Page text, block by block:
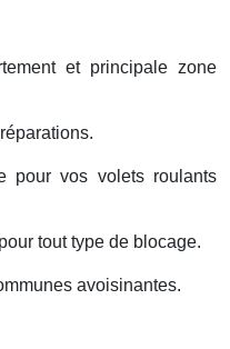
et principale zone
pour vos volets roulants
tout type de blocage.
avoisinantes.